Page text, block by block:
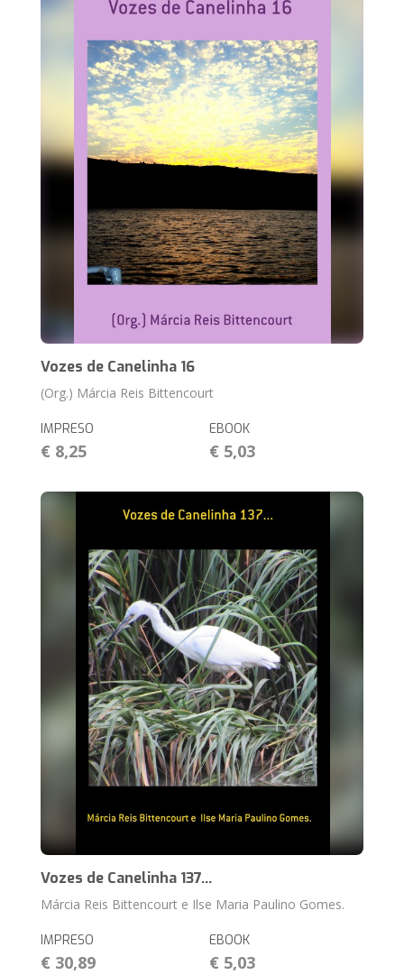
Vozes de Canelinha 16
(Org.) Márcia Reis Bittencourt
IMPRESO
€ 8,25
EBOOK
€ 5,03
Vozes de Canelinha 137...
Márcia Reis Bittencourt e Ilse Maria Paulino Gomes.
IMPRESO
€ 30,89
EBOOK
€ 5,03